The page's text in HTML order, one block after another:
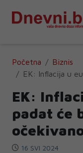
Početna
Biznis
EK: Inflacija u
EK:
padat će
16 SVI 2024